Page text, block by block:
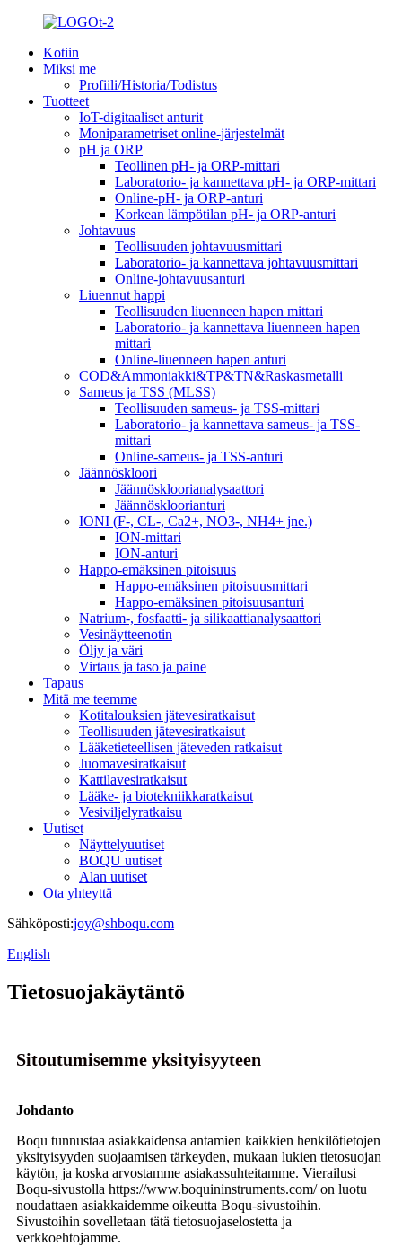
Kotiin
Miksi me
Profiili/Historia/Todistus
Tuotteet
IoT-digitaaliset anturit
Moniparametriset online-järjestelmät
pH ja ORP
Teollinen pH- ja ORP-mittari
Laboratorio- ja kannettava pH- ja ORP-mittari
Online-pH- ja ORP-anturi
Korkean lämpötilan pH- ja ORP-anturi
Johtavuus
Teollisuuden johtavuusmittari
Laboratorio- ja kannettava johtavuusmittari
Online-johtavuusanturi
Liuennut happi
Teollisuuden liuenneen hapen mittari
Laboratorio- ja kannettava liuenneen hapen
mittari
Online-liuenneen hapen anturi
COD&Ammoniakki&TP&TN&Raskasmetalli
Sameus ja TSS (MLSS)
Teollisuuden sameus- ja TSS-mittari
Laboratorio- ja kannettava sameus- ja TSS-
mittari
Online-sameus- ja TSS-anturi
Jäännöskloori
Jäännöskloorianalysaattori
Jäännöskloorianturi
IONI (F-, CL-, Ca2+, NO3-, NH4+ jne.)
ION-mittari
ION-anturi
Happo-emäksinen pitoisuus
Happo-emäksinen pitoisuusmittari
Happo-emäksinen pitoisuusanturi
Natrium-, fosfaatti- ja silikaattianalysaattori
Vesinäytteenotin
Öljy ja väri
Virtaus ja taso ja paine
Tapaus
Mitä me teemme
Kotitalouksien jätevesiratkaisut
Teollisuuden jätevesiratkaisut
Lääketieteellisen jäteveden ratkaisut
Juomavesiratkaisut
Kattilavesiratkaisut
Lääke- ja biotekniikkaratkaisut
Vesiviljelyratkaisu
Uutiset
Näyttelyuutiset
BOQU uutiset
Alan uutiset
Ota yhteyttä
Sähköposti:joy@shboqu.com
English
Tietosuojakäytäntö
Sitoutumisemme yksityisyyteen
Johdanto
Boqu tunnustaa asiakkaidensa antamien kaikkien henkilötietojen
yksityisyyden suojaamisen tärkeyden, mukaan lukien tietosuojan
käytön, ja koska arvostamme asiakassuhteitamme. Vierailusi
Boqu-sivustolla https://www.boquininstruments.com/ on luotu
noudattaen asiakkaidemme oikeutta Boqu-sivustoihin.
Sivustoihin sovelletaan tätä tietosuojaselostetta ja
verkkoehtojamme.